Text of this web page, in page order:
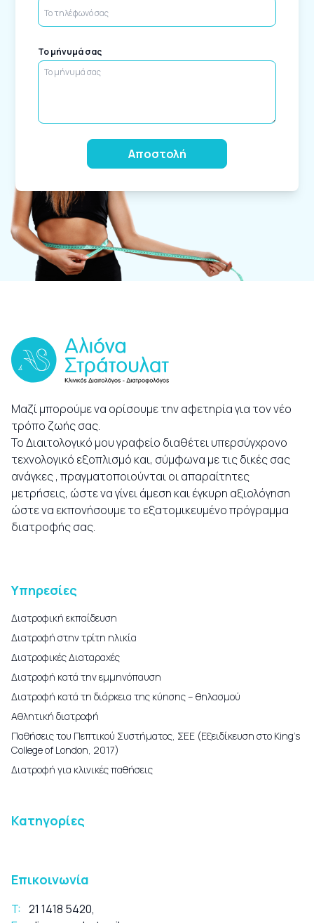
Το μήνυμά σας
Μαζί μπορούμε να ορίσουμε την αφετηρία για τον νέο
τρόπο ζωής σας.
Το Διαιτολογικό μου γραφείο διαθέτει υπερσύγχρονο
τεχνολογικό εξοπλισμό και, σύμφωνα με τις δικές σας
ανάγκες , πραγματοποιούνται οι απαραίτητες
μετρήσεις, ώστε να γίνει άμεση και έγκυρη αξιολόγηση
ώστε να εκπονήσουμε το εξατομικευμένο πρόγραμμα
διατροφής σας.
Υπηρεσίες
Διατροφική εκπαίδευση
Διατροφή στην τρίτη ηλικία
Διατροφικές Διαταραχές
Διατροφή κατά την εμμηνόπαυση
Διατροφή κατά τη διάρκεια της κύησης – θηλασμού
Αθλητική διατροφή
Παθήσεις του Πεπτικού Συστήματος, ΣΕΕ (Εξειδίκευση στο King’s
College of London, 2017)
Διατροφή για κλινικές παθήσεις
Κατηγορίες
Επικοινωνία
T: 21 1418 5420,